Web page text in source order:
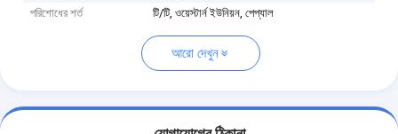
পরিশোধের শর্ত
টি/টি, ওয়েস্টার্ন ইউনিয়ন, পেপ্যাল
আরো দেখুন